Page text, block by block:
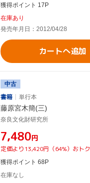
獲得ポイント 17P
在庫あり
発売年月日：2012/04/28
カートへ追加
中古
書籍
単行本
藤原宮木簡(三)
奈良文化財研究所
¥7,480円
定価より13,420円（64%）おトク
獲得ポイント 68P
在庫なし